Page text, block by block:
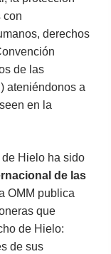
con
derechos
de las
ateniéndonos a
en la
Hielo ha sido
de las
OMM publica
que
de Hielo:
de sus